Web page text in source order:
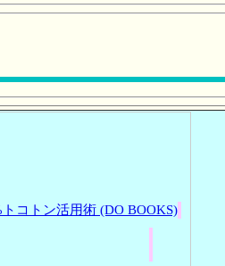
コトン活用術 (DO BOOKS)